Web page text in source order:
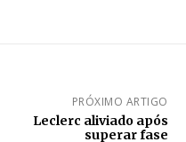
PRÓXIMO ARTIGO
Leclerc aliviado após
superar fase